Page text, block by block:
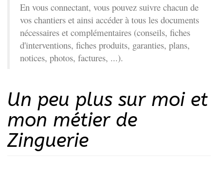
En vous connectant, vous pouvez suivre chacun de
vos chantiers et ainsi accéder à tous les documents
nécessaires et complémentaires (conseils, fiches
d'interventions, fiches produits, garanties, plans,
notices, photos, factures, ...).
Un peu plus sur moi et
mon métier de
Zinguerie